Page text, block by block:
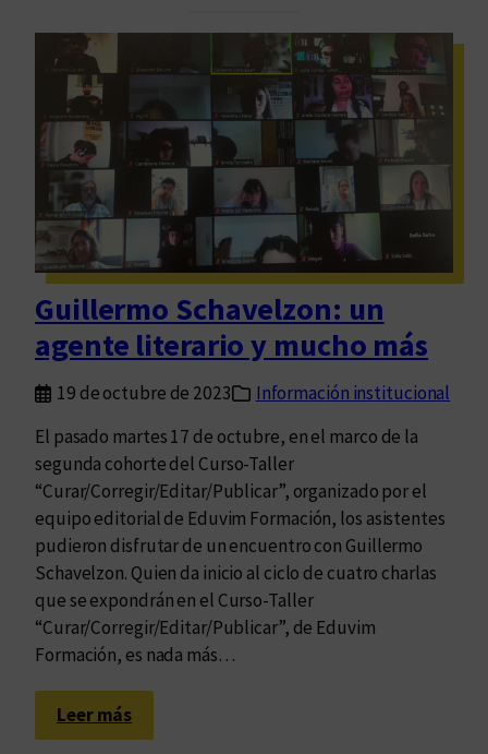
a
ñ
s
c
o
n
s
t
a
t
e
:
n
u
e
s
t
r
o
c
Guillermo Schavelzon: un
agente literario y mucho más
19 de octubre de 2023
Información institucional
El pasado martes 17 de octubre, en el marco de la
segunda cohorte del Curso-Taller
“Curar/Corregir/Editar/Publicar”, organizado por el
equipo editorial de Eduvim Formación, los asistentes
pudieron disfrutar de un encuentro con Guillermo
Schavelzon. Quien da inicio al ciclo de cuatro charlas
que se expondrán en el Curso-Taller
“Curar/Corregir/Editar/Publicar”, de Eduvim
Formación, es nada más…
Leer más:
G